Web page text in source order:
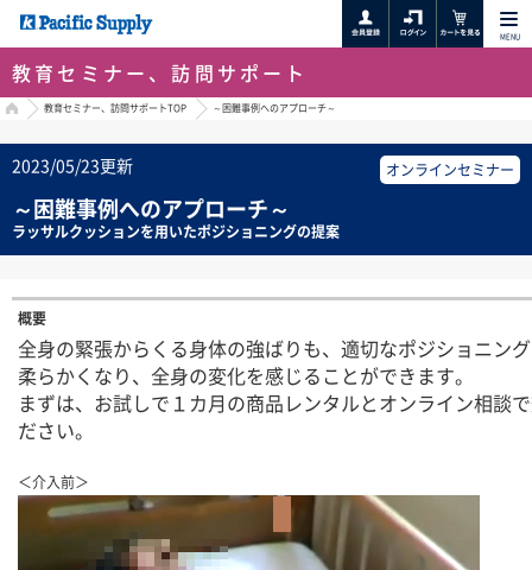
MENU
教育セミナー、訪問サポート
HOME教育セミナー、訪問サポートTOP ～困難事例へのアプローチ～
2023/05/23更新 オンラインセミナー
～困難事例へのアプローチ～
ラッサルクッションを用いたポジショニングの提案
概要
全身の緊張からくる身体の強ばりも、適切なポジショニン
柔らかくなり、全身の変化を感じることができます。
まずは、お試しで１カ月の商品レンタルとオンライン相談
ださい。
＜介入前＞